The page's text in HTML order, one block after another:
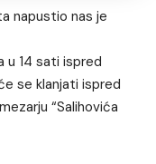
napustio nas je
u 14 sati ispred
se klanjati ispred
“Salihovića